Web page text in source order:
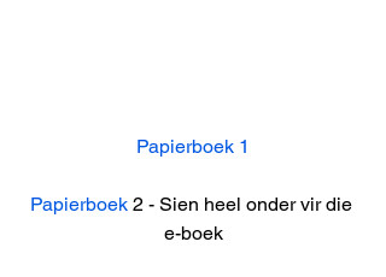
Papierboek 1
Papierboek 2 - Sien heel onder vir die
e-boek